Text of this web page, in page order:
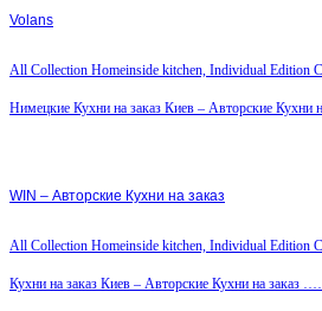
Volans
All Collection Homeinside kitchen, Individual Edition
Нимецкие Кухни на заказ Киев – Авторские Кухни
WIN – Авторские Кухни на заказ
All Collection Homeinside kitchen, Individual Edition
Кухни на заказ Киев – Авторские Кухни на заказ